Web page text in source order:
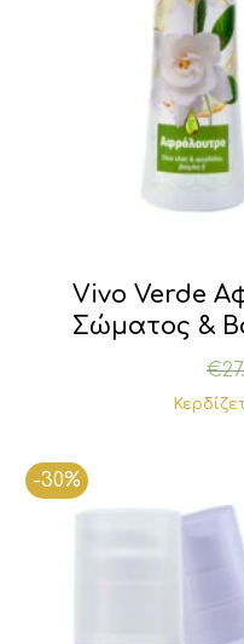
Vivo Verde
Σώματος &
€
-30%